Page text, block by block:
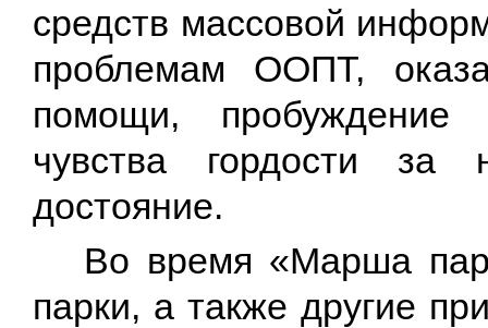
средств массовой
проблемам ООПТ,
помощи, пробуждение
чувства гордости за
достояние.
Во время «Марша
парки, а также другие